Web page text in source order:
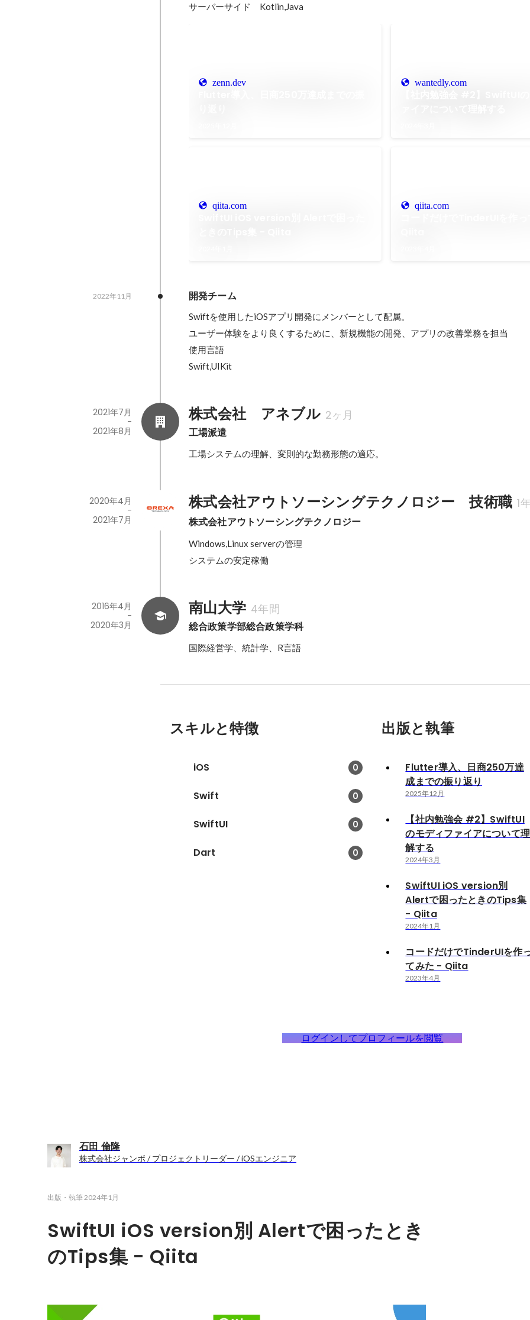
サーバーサイド　Kotlin,Java
zenn.dev wantedly.com
qiita.com qiita.com
開発チーム
2022年11月
Swiftを使用したiOSアプリ開発にメンバーとして配属。
ユーザー体験をより良くするために、新規機能の開発、アプリの改善業務を担当
使用言語
Swift,UIKit
株式会社　アネブル 2ヶ月
工場派遣
2021年7月
-
2021年8月
工場システムの理解、変則的な勤務形態の適応。
株式会社アウトソーシングテクノロジー　技術職 1
株式会社アウトソーシングテクノロジー
2020年4月
-
2021年7月
Windows,Linux serverの管理
システムの安定稼働
南山大学 4年間
総合政策学部総合政策学科
2016年4月
-
2020年3月
国際経営学、統計学、R言語
スキルと特徴
iOS 0
Swift 0
SwiftUI 0
Dart 0
出版と執筆
Flutter導入、日商250万達
成までの振り返り
2025年12月
【社内勉強会 #2】SwiftUI
のモディファイアについて理
解する
2024年3月
SwiftUI iOS version別
Alertで困ったときのTips集
- Qiita
2024年1月
コードだけでTinderUIを作
てみた - Qiita
2023年4月
ログインしてプロフィールを閲覧
石田 倫隆
株式会社ジャンボ / プロジェクトリーダー / iOSエンジニア
出版・執筆 2024年1月
SwiftUI iOS version別 Alertで困ったとき
のTips集 - Qiita